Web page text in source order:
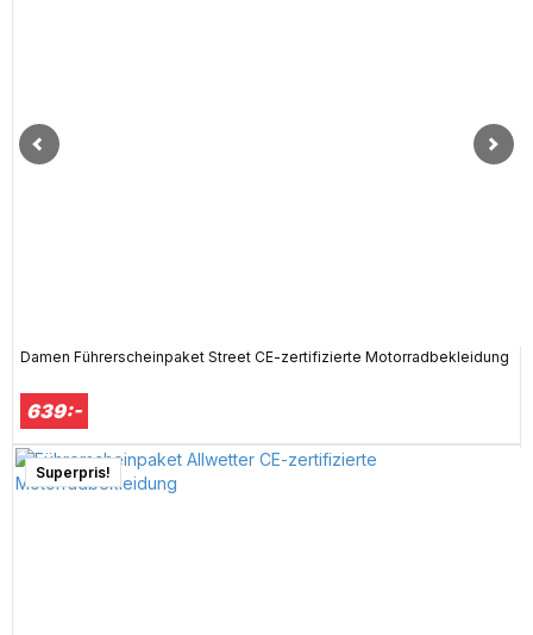
Damen Führerscheinpaket Street CE-zertifizierte Motorradbekleidung
639:-
Superpris!